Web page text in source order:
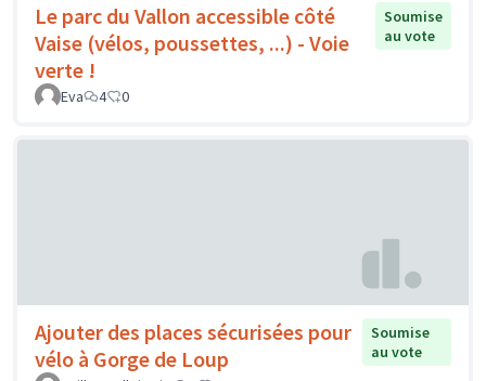
Le parc du Vallon accessible côté
Vaise (vélos, poussettes, ...) - Voie
verte !
Soumise
au vote
Eva 4 0
Ajouter des places sécurisées pour
vélo à Gorge de Loup
Soumise
au vote